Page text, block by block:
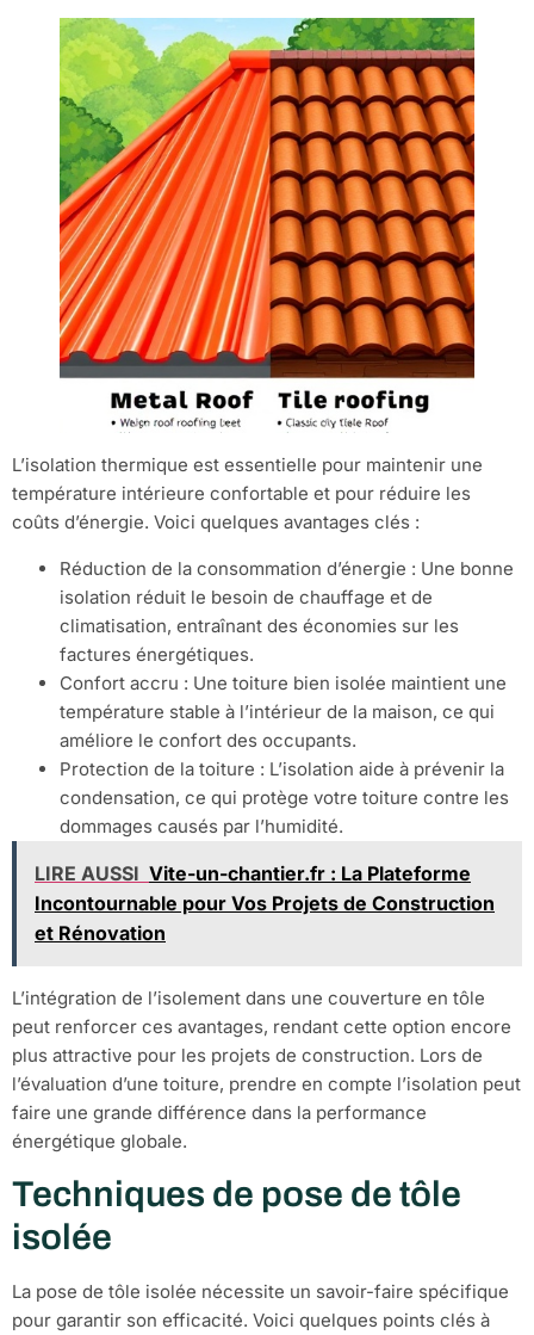
L’isolation thermique est essentielle pour maintenir une
température intérieure confortable et pour réduire les
coûts d’énergie. Voici quelques avantages clés :
Réduction de la consommation d’énergie : Une bonne
isolation réduit le besoin de chauffage et de
climatisation, entraînant des économies sur les
factures énergétiques.
Confort accru : Une toiture bien isolée maintient une
température stable à l’intérieur de la maison, ce qui
améliore le confort des occupants.
Protection de la toiture : L’isolation aide à prévenir la
condensation, ce qui protège votre toiture contre les
dommages causés par l’humidité.
LIRE AUSSI Vite-un-chantier.fr : La Plateforme
Incontournable pour Vos Projets de Construction
et Rénovation
L’intégration de l’isolement dans une couverture en tôle
peut renforcer ces avantages, rendant cette option encore
plus attractive pour les projets de construction. Lors de
l’évaluation d’une toiture, prendre en compte l’isolation peut
faire une grande différence dans la performance
énergétique globale.
Techniques de pose de tôle
isolée
La pose de tôle isolée nécessite un savoir-faire spécifique
pour garantir son efficacité. Voici quelques points clés à